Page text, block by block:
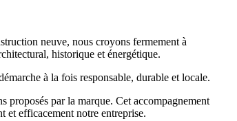
neuve, nous croyons fermement à
historique et énergétique.
à la fois responsable, durable et locale.
par la marque. Cet accompagnement
et efficacement notre entreprise.